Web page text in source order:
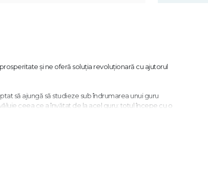
și ne oferă soluția revoluționară cu ajutorul
să ajungă să studieze sub îndrumarea unui guru
ceea ce a învățat de la acel guru: totul începe cu o
menționarea într-un jurnal a emoțiilor care o